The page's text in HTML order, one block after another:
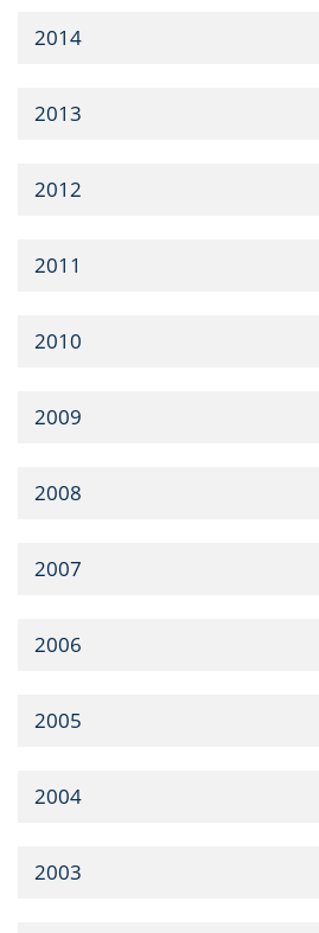
2014
2013
2012
2011
2010
2009
2008
2007
2006
2005
2004
2003